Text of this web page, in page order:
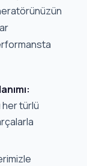
türlü